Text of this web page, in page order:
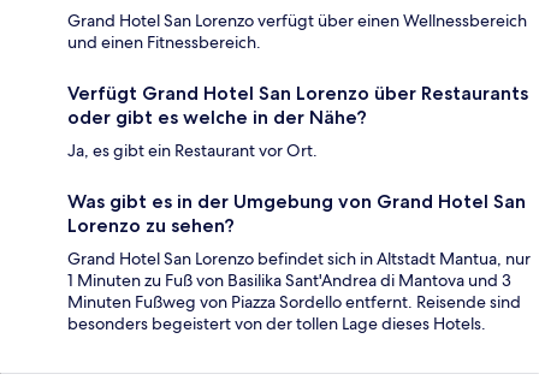
Grand Hotel San Lorenzo verfügt über einen Wellnessbereich
und einen Fitnessbereich.
Verfügt Grand Hotel San Lorenzo über Restaurants
oder gibt es welche in der Nähe?
Ja, es gibt ein Restaurant vor Ort.
Was gibt es in der Umgebung von Grand Hotel San
Lorenzo zu sehen?
Grand Hotel San Lorenzo befindet sich in Altstadt Mantua, nur
1 Minuten zu Fuß von Basilika Sant'Andrea di Mantova und 3
Minuten Fußweg von Piazza Sordello entfernt. Reisende sind
besonders begeistert von der tollen Lage dieses Hotels.